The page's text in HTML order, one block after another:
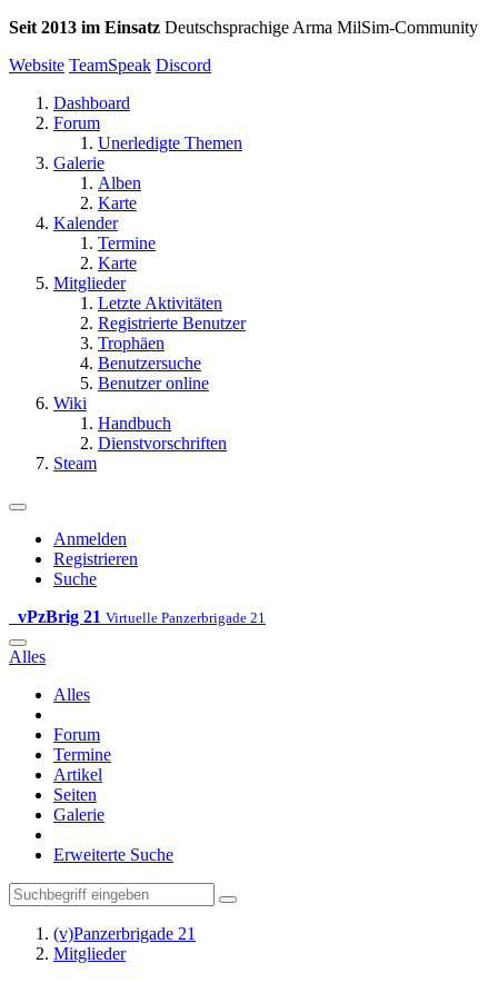
Seit 2013 im Einsatz Deutschsprachige Arma MilSim-Community
Website TeamSpeak Discord
Dashboard
Forum
Unerledigte Themen
Galerie
Alben
Karte
Kalender
Termine
Karte
Mitglieder
Letzte Aktivitäten
Registrierte Benutzer
Trophäen
Benutzersuche
Benutzer online
Wiki
Handbuch
Dienstvorschriften
Steam
Anmelden
Registrieren
Suche
vPzBrig 21 Virtuelle Panzerbrigade 21
Alles
Alles
Forum
Termine
Artikel
Seiten
Galerie
Erweiterte Suche
(v)Panzerbrigade 21
Mitglieder